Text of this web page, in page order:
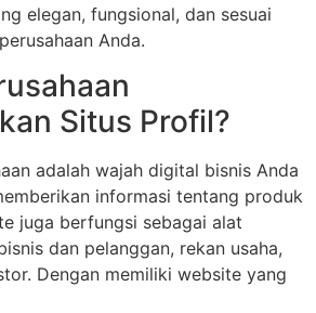
elegan, fungsional, dan sesuai
Anda.
Situs Profil?
adalah wajah digital bisnis Anda
informasi tentang produk
juga berfungsi sebagai alat
dan pelanggan, rekan usaha,
Dengan memiliki website yang